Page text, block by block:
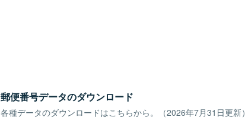
郵便番号データのダウンロード
各種データのダウンロードはこちらから。（2026年7月31日更新）